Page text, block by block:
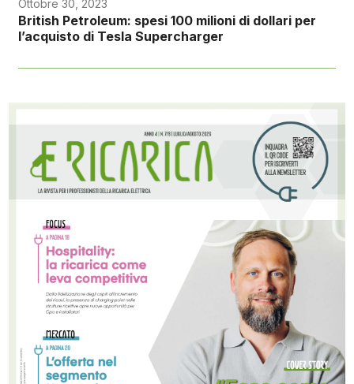
Ottobre 30, 2023
British Petroleum: spesi 100 milioni di dollari per
l’acquisto di Tesla Supercharger